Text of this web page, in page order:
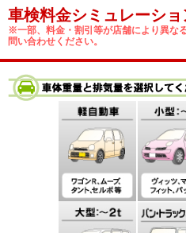
車検料金シミュレーショ
※一部、料金・割引等が店舗により異な
問い合わせください。